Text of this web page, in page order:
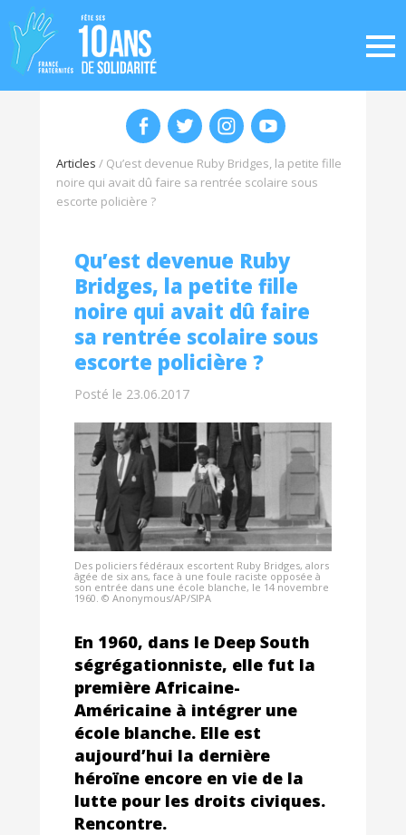
Articles / Qu’est devenue Ruby Bridges, la petite fille
noire qui avait dû faire sa rentrée scolaire sous
escorte policière ?
Qu’est devenue Ruby
Bridges, la petite fille
noire qui avait dû faire
sa rentrée scolaire sous
escorte policière ?
Posté le 23.06.2017
Des policiers fédéraux escortent Ruby Bridges, alors
âgée de six ans, face à une foule raciste opposée à
son entrée dans une école blanche, le 14 novembre
1960. © Anonymous/AP/SIPA
En 1960, dans le Deep South
ségrégationniste, elle fut la
première Africaine-
Américaine à intégrer une
école blanche. Elle est
aujourd’hui la dernière
héroïne encore en vie de la
lutte pour les droits civiques.
Rencontre.